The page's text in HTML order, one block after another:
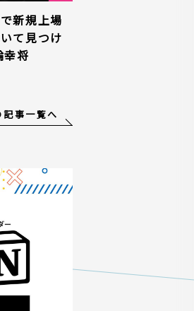
新規上場
て見つけ
幸将
記事一覧へ